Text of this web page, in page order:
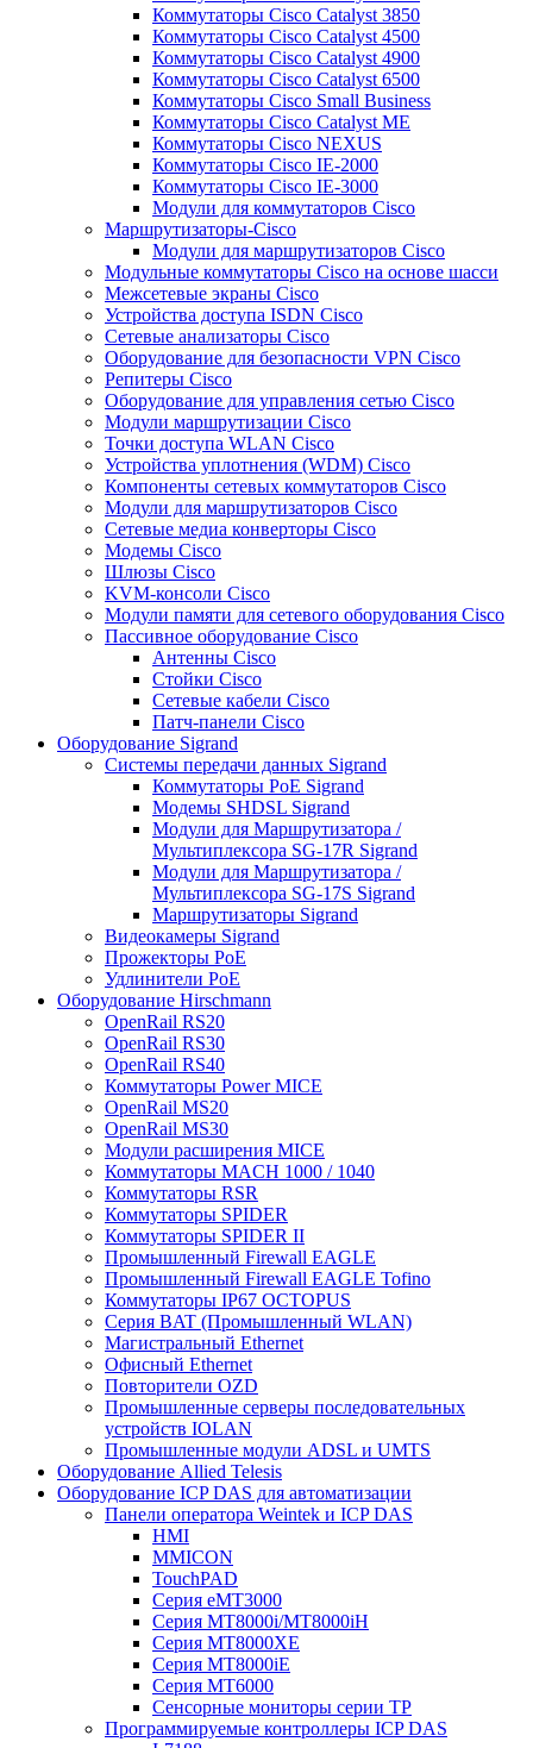
Коммутаторы Cisco Catalyst 3850
Коммутаторы Cisco Catalyst 4500
Коммутаторы Cisco Catalyst 4900
Коммутаторы Cisco Catalyst 6500
Коммутаторы Cisco Small Business
Коммутаторы Cisco Catalyst ME
Коммутаторы Cisco NEXUS
Коммутаторы Cisco IE-2000
Коммутаторы Cisco IE-3000
Модули для коммутаторов Cisco
Маршрутизаторы-Cisco
Модули для маршрутизаторов Cisco
Модульные коммутаторы Cisco на основе шасси
Межсетевые экраны Cisco
Устройства доступа ISDN Cisco
Сетевые анализаторы Cisco
Оборудование для безопасности VPN Cisco
Репитеры Cisco
Оборудование для управления сетью Cisco
Модули маршрутизации Cisco
Точки доступа WLAN Cisco
Устройства уплотнения (WDM) Cisco
Компоненты сетевых коммутаторов Cisco
Модули для маршрутизаторов Cisco
Сетевые медиа конверторы Cisco
Модемы Cisco
Шлюзы Cisco
KVM-консоли Cisco
Модули памяти для сетевого оборудования Cisco
Пассивное оборудование Cisco
Антенны Cisco
Стойки Cisco
Сетевые кабели Cisco
Патч-панели Cisco
Оборудование Sigrand
Системы передачи данных Sigrand
Коммутаторы PoE Sigrand
Модемы SHDSL Sigrand
Модули для Маршрутизатора /
Мультиплексора SG-17R Sigrand
Модули для Маршрутизатора /
Мультиплексора SG-17S Sigrand
Маршрутизаторы Sigrand
Видеокамеры Sigrand
Прожекторы PoE
Удлинители PoE
Оборудование Hirschmann
OpenRail RS20
OpenRail RS30
OpenRail RS40
Коммутаторы Power MICE
OpenRail MS20
OpenRail MS30
Модули расширения MICE
Коммутаторы MACH 1000 / 1040
Коммутаторы RSR
Коммутаторы SPIDER
Коммутаторы SPIDER II
Промышленный Firewall EAGLE
Промышленный Firewall EAGLE Tofino
Коммутаторы IP67 OCTOPUS
Серия BAT (Промышленный WLAN)
Магистральный Ethernet
Офисный Ethernet
Повторители OZD
Промышленные серверы последовательных
устройств IOLAN
Промышленные модули ADSL и UMTS
Оборудование Allied Telesis
Оборудование ICP DAS для автоматизации
Панели оператора Weintek и ICP DAS
HMI
MMICON
TouchPAD
Серия eMT3000
Серия MT8000i/MT8000iH
Серия MT8000XE
Серия MT8000iE
Серия MT6000
Сенсорные мониторы серии TP
Программируемые контроллеры ICP DAS